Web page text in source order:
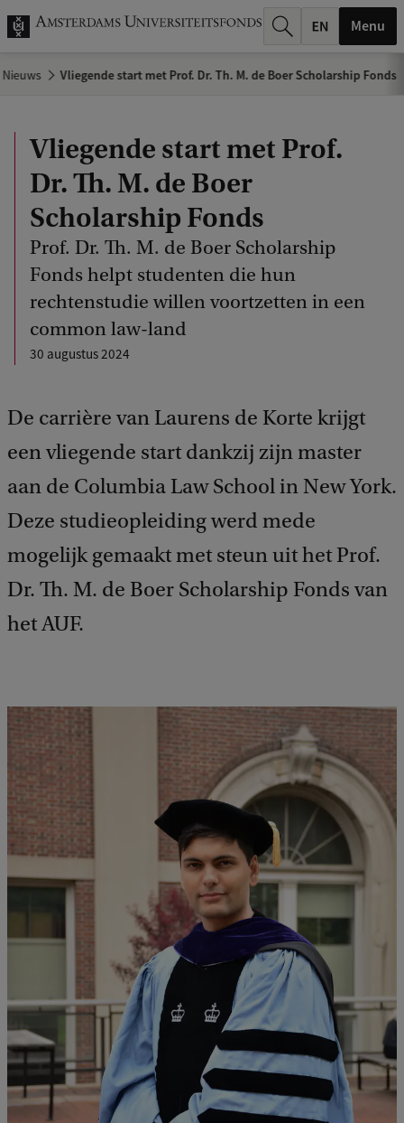
k
.
Menu
Nieuws Vliegende start met Prof. Dr. Th. M. de Boer Scholarship Fonds
Vliegende start met Prof.
Dr. Th. M. de Boer
Scholarship Fonds
Prof. Dr. Th. M. de Boer Scholarship
Fonds helpt studenten die hun
rechtenstudie willen voortzetten in een
common law-land
30 augustus 2024
De carrière van Laurens de Korte krijgt
een vliegende start dankzij zijn master
aan de Columbia Law School in New York.
Deze studieopleiding werd mede
mogelijk gemaakt met steun uit het Prof.
Dr. Th. M. de Boer Scholarship Fonds van
het AUF.